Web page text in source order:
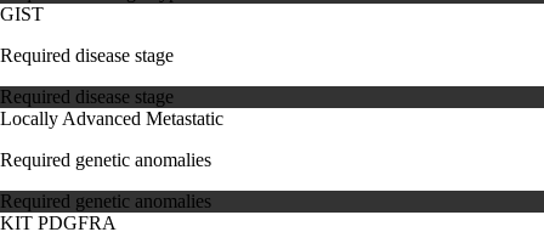
GIST
Required disease stage
Required disease stage
Locally Advanced Metastatic
Required genetic anomalies
Required genetic anomalies
KIT PDGFRA